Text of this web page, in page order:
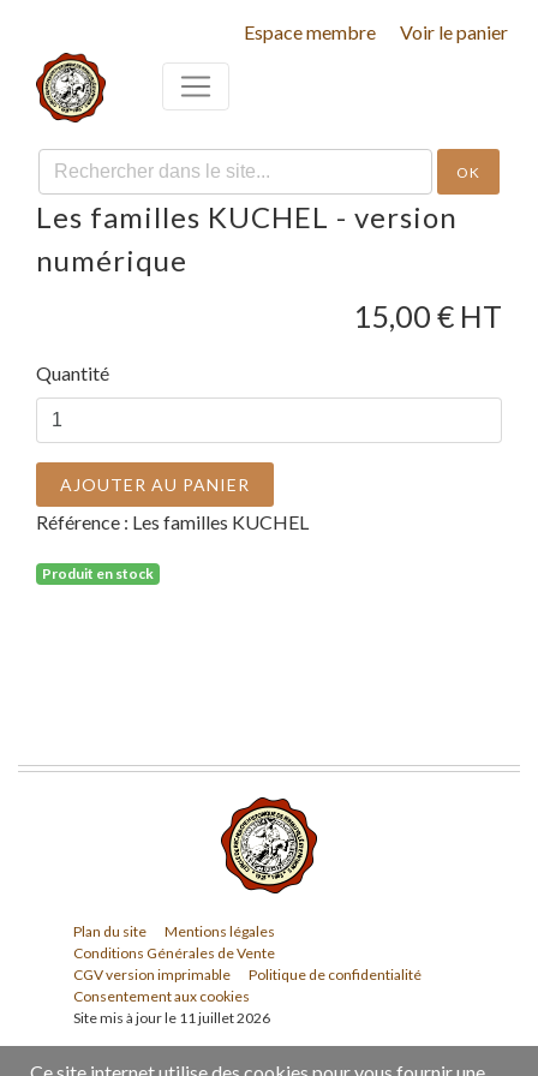
Espace membre Voir le panier
OK
Les familles KUCHEL - version
numérique
15,00 € HT
Quantité
AJOUTER AU PANIER
Référence : Les familles KUCHEL
Produit en stock
Plan du site
Mentions légales
Conditions Générales de Vente
CGV version imprimable
Politique de confidentialité
Consentement aux cookies
Site mis à jour le 11 juillet 2026